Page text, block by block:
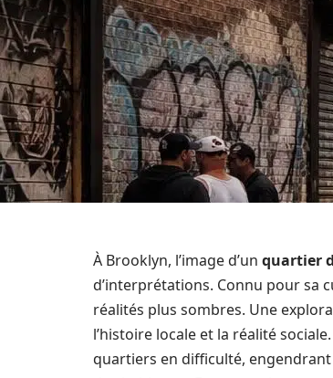
À Brooklyn, l’image d’un quartier
d’interprétations. Connu pour sa
réalités plus sombres. Une
l’histoire locale et la réalité
quartiers en difficulté,